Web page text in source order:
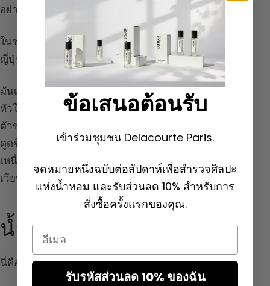
อย่างแพร่หลาย
ในช่วงครีษมายัน คืนที่ยาวนานที่สุดในปี ประเพณีของ
ญี่ปุ่นคือการอาบน้ำยุซุ เพื่อไม่ให้เป็นหวัดตลอดปี
มันเสริมสร้างระบบภูมิคุ้มกัน เป็นพันธมิตรต่อต้านโรค
หัวใจและหลอดเลือด ว่ากันว่ามีประสิทธิภาพต่อการรวม
ตัวของเกล็ดเลือด ช่วยระบบย่อยอาหารและส่งเสริมการ
ดูดซึมเหล็กและแคลเซียม นอกจากนี้ยังมีผลดีต่อความ
เหนื่อยล้า ความหนาวเย็น และช่วยปรับปรุงการไหล
เวียนโลหิต
น้ำหอมที่มียุซุ
นี่คือรายการ Eau de Parfum ที่มียุซุ:
ข้อเสนอต้อนรับ
เข้าร่วมชุมชน Delacourte Paris.
จดหมายหนึ่งฉบับต่อสัปดาห์เพื่อสำรวจศิลปะ
แห่งน้ำหอม และรับส่วนลด 10% สำหรับการ
สั่งซื้อครั้งแรกของคุณ.
Email
รับรหัสส่วนลด 10% ของฉัน